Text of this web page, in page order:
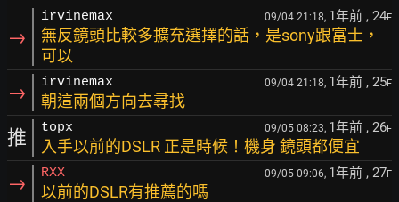
→
irvinemax 09/04 21:18, 1年前 , 24F
無反鏡頭比較多擴充選擇的話，是sony跟富士，
可以
→ irvinemax 09/04 21:18, 1年前 , 25F
朝這兩個方向去尋找
推 topx 09/05 08:23, 1年前 , 26F
入手以前的DSLR 正是時候！機身 鏡頭都便宜
→ RXX 09/05 09:06, 1年前 , 27F
以前的DSLR有推薦的嗎